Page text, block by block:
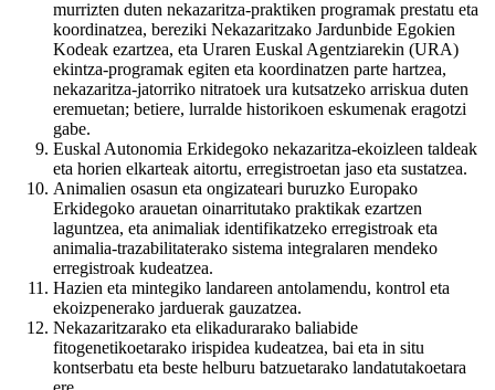
murrizten duten nekazaritza-praktiken programak prestatu eta
koordinatzea, bereziki Nekazaritzako Jardunbide Egokien
Kodeak ezartzea, eta Uraren Euskal Agentziarekin (URA)
ekintza-programak egiten eta koordinatzen parte hartzea,
nekazaritza-jatorriko nitratoek ura kutsatzeko arriskua duten
eremuetan; betiere, lurralde historikoen eskumenak eragotzi
gabe.
Euskal Autonomia Erkidegoko nekazaritza-ekoizleen taldeak
eta horien elkarteak aitortu, erregistroetan jaso eta sustatzea.
Animalien osasun eta ongizateari buruzko Europako
Erkidegoko arauetan oinarritutako praktikak ezartzen
laguntzea, eta animaliak identifikatzeko erregistroak eta
animalia-trazabilitaterako sistema integralaren mendeko
erregistroak kudeatzea.
Hazien eta mintegiko landareen antolamendu, kontrol eta
ekoizpenerako jarduerak gauzatzea.
Nekazaritzarako eta elikadurarako baliabide
fitogenetikoetarako irispidea kudeatzea, bai eta in situ
kontserbatu eta beste helburu batzuetarako landatutakoetara